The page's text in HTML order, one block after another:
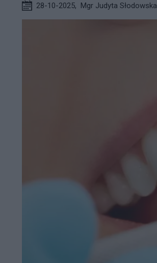
28-10-2025, Mgr Judyta Słodowska